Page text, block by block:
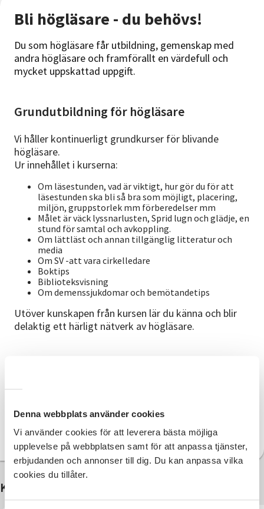
Denna webbplats använder cookies
Vi använder cookies för att leverera bästa möjliga
upplevelse på webbplatsen samt för att anpassa tjänster,
erbjudanden och annonser till dig. Du kan anpassa vilka
cookies du tillåter.
Bli högläsare - du behövs!
Du som högläsare får utbildning, gemenskap med
andra högläsare och framförallt en värdefull och
mycket uppskattad uppgift.
Grundutbildning för högläsare
Vi håller kontinuerligt grundkurser för blivande
högläsare.
Ur innehållet i kurserna:
Om läsestunden, vad är viktigt, hur gör du för att
läsestunden ska bli så bra som möjligt, placering,
miljön, gruppstorlek mm förberedelser mm
Målet är väck lyssnarlusten, Sprid lugn och glädje, en
stund för samtal och avkoppling.
Om lättläst och annan tillgänglig litteratur och
media
Om SV -att vara cirkelledare
Boktips
Biblioteksvisning
Om demenssjukdomar och bemötandetips
Utöver kunskapen från kursen lär du känna och blir
delaktig ett härligt nätverk av högläsare.
Kontakta SV
Östergötland
cecilia.beltramo@sv.se om du är
intresserad av att bli en i vårt gäng.
Kontakter